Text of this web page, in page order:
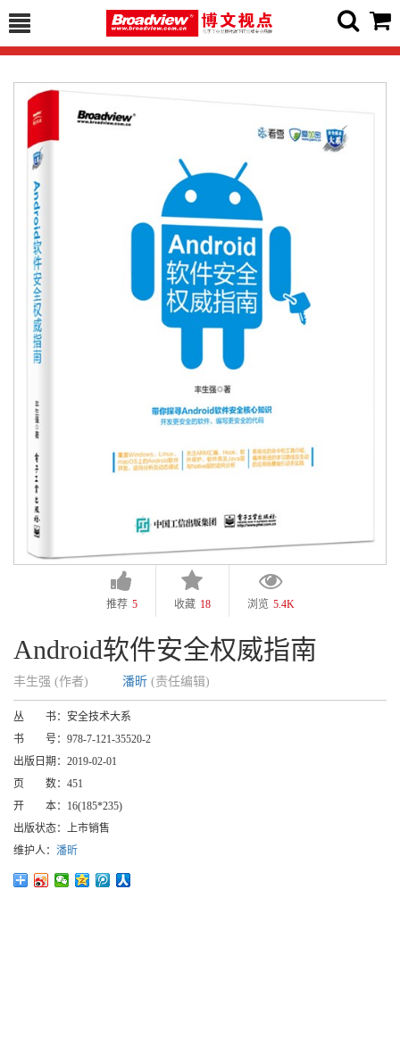
推荐 5 收藏 18 浏览 5.4K
Android软件安全权威指南
丰生强 (作者) 潘昕 (责任编辑)
丛 书： 安全技术大系
书 号： 978-7-121-35520-2
出版日期： 2019-02-01
页 数： 451
开 本： 16(185*235)
出版状态： 上市销售
维护人： 潘昕